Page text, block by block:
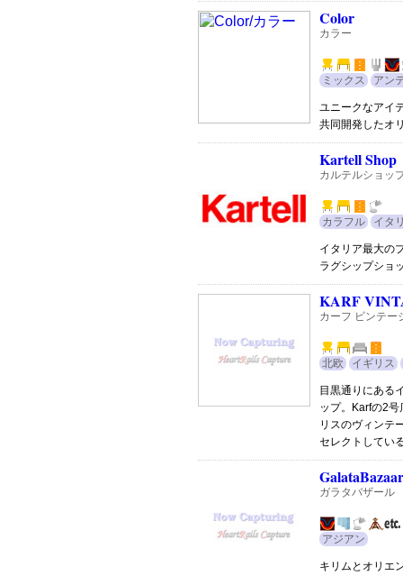
Color
カラー
ミックス アン
ユニークなアイ
共同開発したオ
Kartell Shop
カルテルショッ
カラフル イタ
イタリア最大の
ラグシップショ
KARF
カーフ ビンテー
北欧 イギリス
目黒通りにある
ップ。Karfの2
リスのヴィンテ
セレクトしてい
GalataBazaar
ガラタバザール
アジアン
キリムとオリエ